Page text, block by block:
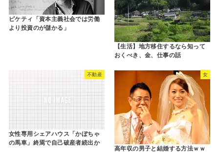
ピケティ「資本主義社会では労働
より投資のが儲かる」
【生活】地方移住するなら知って
おくべき、金、仕事の話
不動産
女性専用シェアハウス「かぼちゃ
の馬車」終焉で自己破産者続出か
女
高年収の男子と結婚する方法ｗｗ